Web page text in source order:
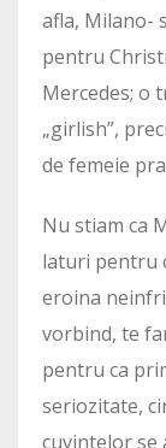
afla, Milano-
pentru
Mercedes; o
„girlish”,
de femeie
Nu stiam ca
laturi pentru
eroina
vorbind, te
pentru ca
seriozitate,
cuvintelor se